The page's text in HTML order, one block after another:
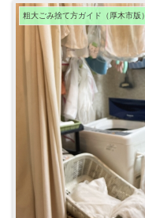
粗大ごみ捨て方ガイド（厚木市版）